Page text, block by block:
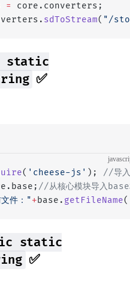
=
core.converters;
sdToStream( "/
static
✅
( 'cheese-js' ); //导入
//从核心模块导入base
件："+base. getFileName
static
✅